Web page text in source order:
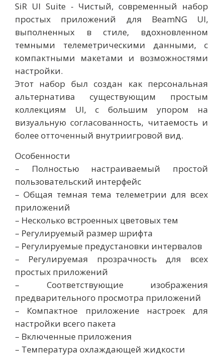
SiR UI Suite - Чистый, современный набор
простых приложений для BeamNG UI,
выполненных в стиле, вдохновленном
темными телеметрическими данными, с
компактными макетами и возможностями
настройки.
Этот набор был создан как персональная
альтернатива существующим простым
коллекциям UI, с большим упором на
визуальную согласованность, читаемость и
более отточенный внутриигровой вид.
Особенности
– Полностью настраиваемый простой
пользовательский интерфейс
– Общая темная тема телеметрии для всех
приложений
– Несколько встроенных цветовых тем
– Регулируемый размер шрифта
– Регулируемые предустановки интервалов
– Регулируемая прозрачность для всех
простых приложений
– Соответствующие изображения
предварительного просмотра приложений
– Компактное приложение настроек для
настройки всего пакета
– Включенные приложения
– Температура охлаждающей жидкости